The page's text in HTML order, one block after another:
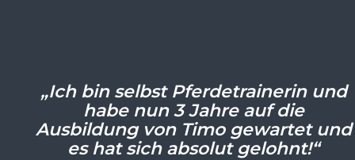
„Ich bin selbst Pferdetrainerin und
habe nun 3 Jahre auf die
Ausbildung von Timo gewartet und